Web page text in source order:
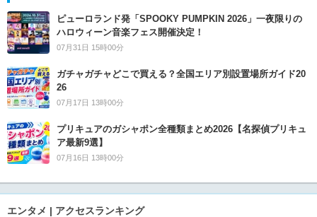
ピューロランド発「SPOOKY PUMPKIN 2026」一夜限りの
ハロウィーン音楽フェス開催決定！
07月31日 15時00分
ガチャガチャどこで買える？全国エリア別設置場所ガイド20
26
07月17日 13時00分
プリキュアのガシャポン全種類まとめ2026【名探偵プリキュ
ア最新9選】
07月16日 13時00分
エンタメ | アクセスランキング